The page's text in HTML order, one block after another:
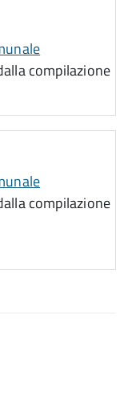
compilazione
compilazione